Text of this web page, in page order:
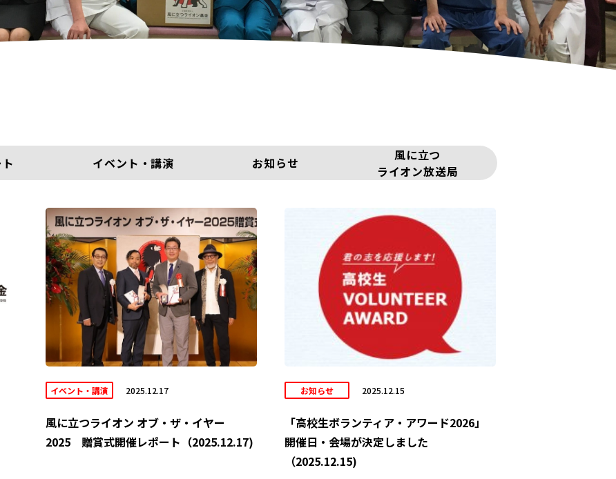
イベント・講演 お知らせ
風に立つ
ライオン放送局
イベント・講演 2025.12.17
風に立つライオン オブ・ザ・イヤー
2025 贈賞式開催レポート（2025.12.17)
お知らせ 2025.12.15
「高校生ボランティア・アワード2026」
開催日・会場が決定しました
（2025.12.15)